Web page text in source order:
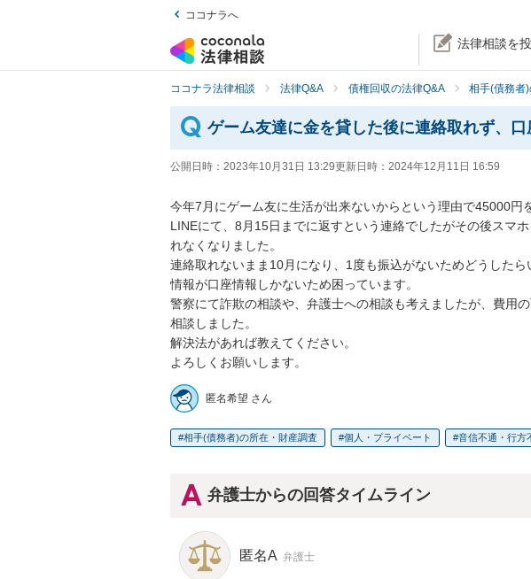
ココナラへ
法律相談を
ココナラ法律相談 法律Q&A 債権回収の法律Q&A 相手(債務者
ゲーム友達に金を貸した後に連絡取れず、
公開日時： 2023年10月31日 13:29更新日時： 2024年12月11日 16:59
今年7月にゲーム友に生活が出来ないからという理由で45000円
LINEにて、8月15日までに返すという連絡でしたがその後スマ
れなくなりました。
連絡取れないまま10月になり、1度も振込がないためどうしたら
情報が口座情報しかないため困っています。
警察にて詐欺の相談や、弁護士への相談も考えましたが、費用
相談しました。
解決法があれば教えてください。
よろしくお願いします。
匿名希望 さん
相手(債務者)の所在・財産調査 個人・プライベート 音信不通・行方
弁護士からの回答タイムライン
匿名A 弁護士